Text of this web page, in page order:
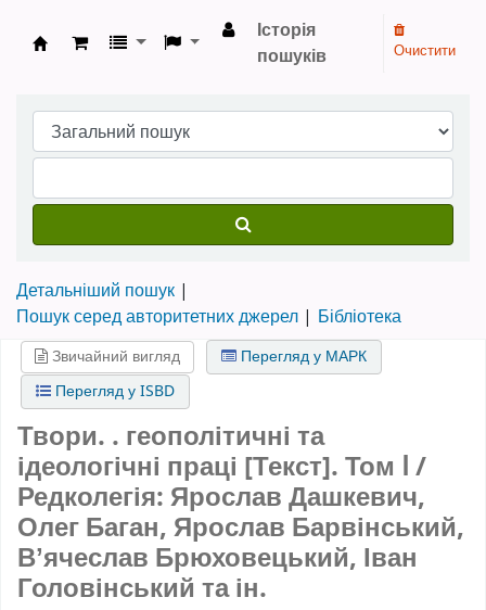
Бібліотека НТШ › Електронний каталог
Історія
пошуків
Очистити
Детальніший пошук
Пошук серед авторитетних джерел
Бібліотека
Звичайний вигляд
Перегляд у МАРК
Перегляд у ISBD
Твори. . геополітичні та
ідеологічні праці [Текст].Том Ⅰ/
Редколегія: Ярослав Дашкевич,
Олег Баган, Ярослав Барвінський,
Вʼячеслав Брюховецький, Іван
Головінський та ін.